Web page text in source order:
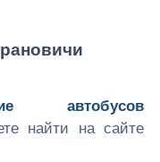
автобусов
найти на сайте